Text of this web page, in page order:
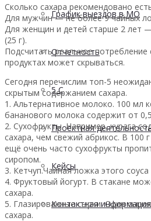
График выездов в МО
Отчетность
5 С
Проектная
Кейсы
Контактная информация
Сколько сахара рекомендовано
Для мужчин — не более 9 чайных
Для женщин и детей старше 2 лет
(25 г).
Подсчитать реальное потребление
продуктах может скрываться.
Сегодня перечислим топ-5
скрытым содержанием сахара.
1. Альтернативное молоко. 100 мл
бананового молока содержит от
2. Сухофрукты. Например, курага
сахара, чем свежий абрикос. В 100
ещё очень часто сухофрукты
сиропом.
3. Кетчуп.Чайная ложка этого
4. Фруктовый йогурт. В стакане
сахара.
5. Глазированные сырки. Один
сахара.